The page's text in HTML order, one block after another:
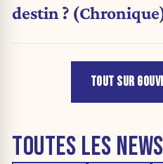
destin ?
TOUT SUR
TOUTES LES NEWS